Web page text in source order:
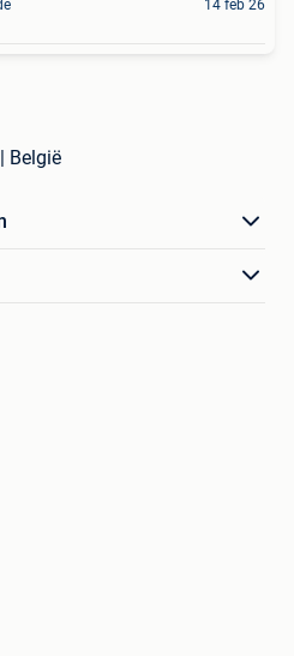
14 feb 26
België